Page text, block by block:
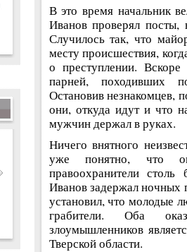
В это время начальник
Иванов проверял
Случилось так, что
месту происшествия,
о преступлении.
парней, походивших
Остановив незнакомцев,
они, откуда идут и что
мужчин держал в руках.
Ничего внятного
уже понятно, что
правоохранители
Иванов задержал ночных
установил, что молодые
грабители. Оба
злоумышленников
Тверской области.